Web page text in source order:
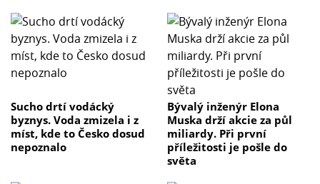
Sucho drtí vodácký
byznys. Voda zmizela i z
míst, kde to Česko dosud
nepoznalo
Bývalý inženýr Elona
Muska drží akcie za půl
miliardy. Při první
příležitosti je pošle do
světa